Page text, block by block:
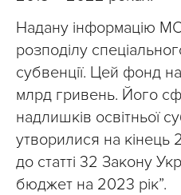
Надану інформацію
розподілу
субвенції. Цей фонд
млрд гривень. Його
надлишків освітньої
утворилися на кінець
до статті 32 Закону
бюджет на 2023 рік”.